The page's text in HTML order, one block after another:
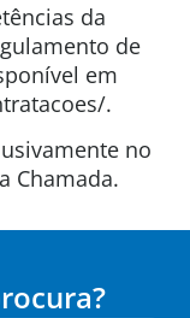
da
de
em
.
no
Chamada.